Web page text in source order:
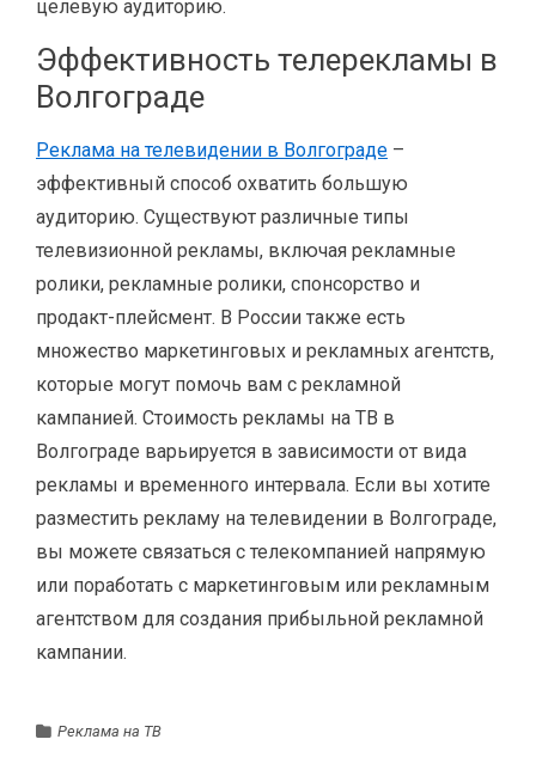
целевую аудиторию.
Эффективность телерекламы в
Волгограде
Реклама на телевидении в Волгограде –
эффективный способ охватить большую
аудиторию. Существуют различные типы
телевизионной рекламы, включая рекламные
ролики, рекламные ролики, спонсорство и
продакт-плейсмент. В России также есть
множество маркетинговых и рекламных агентств,
которые могут помочь вам с рекламной
кампанией. Стоимость рекламы на ТВ в
Волгограде варьируется в зависимости от вида
рекламы и временного интервала. Если вы хотите
разместить рекламу на телевидении в Волгограде,
вы можете связаться с телекомпанией напрямую
или поработать с маркетинговым или рекламным
агентством для создания прибыльной рекламной
кампании.
Реклама на ТВ